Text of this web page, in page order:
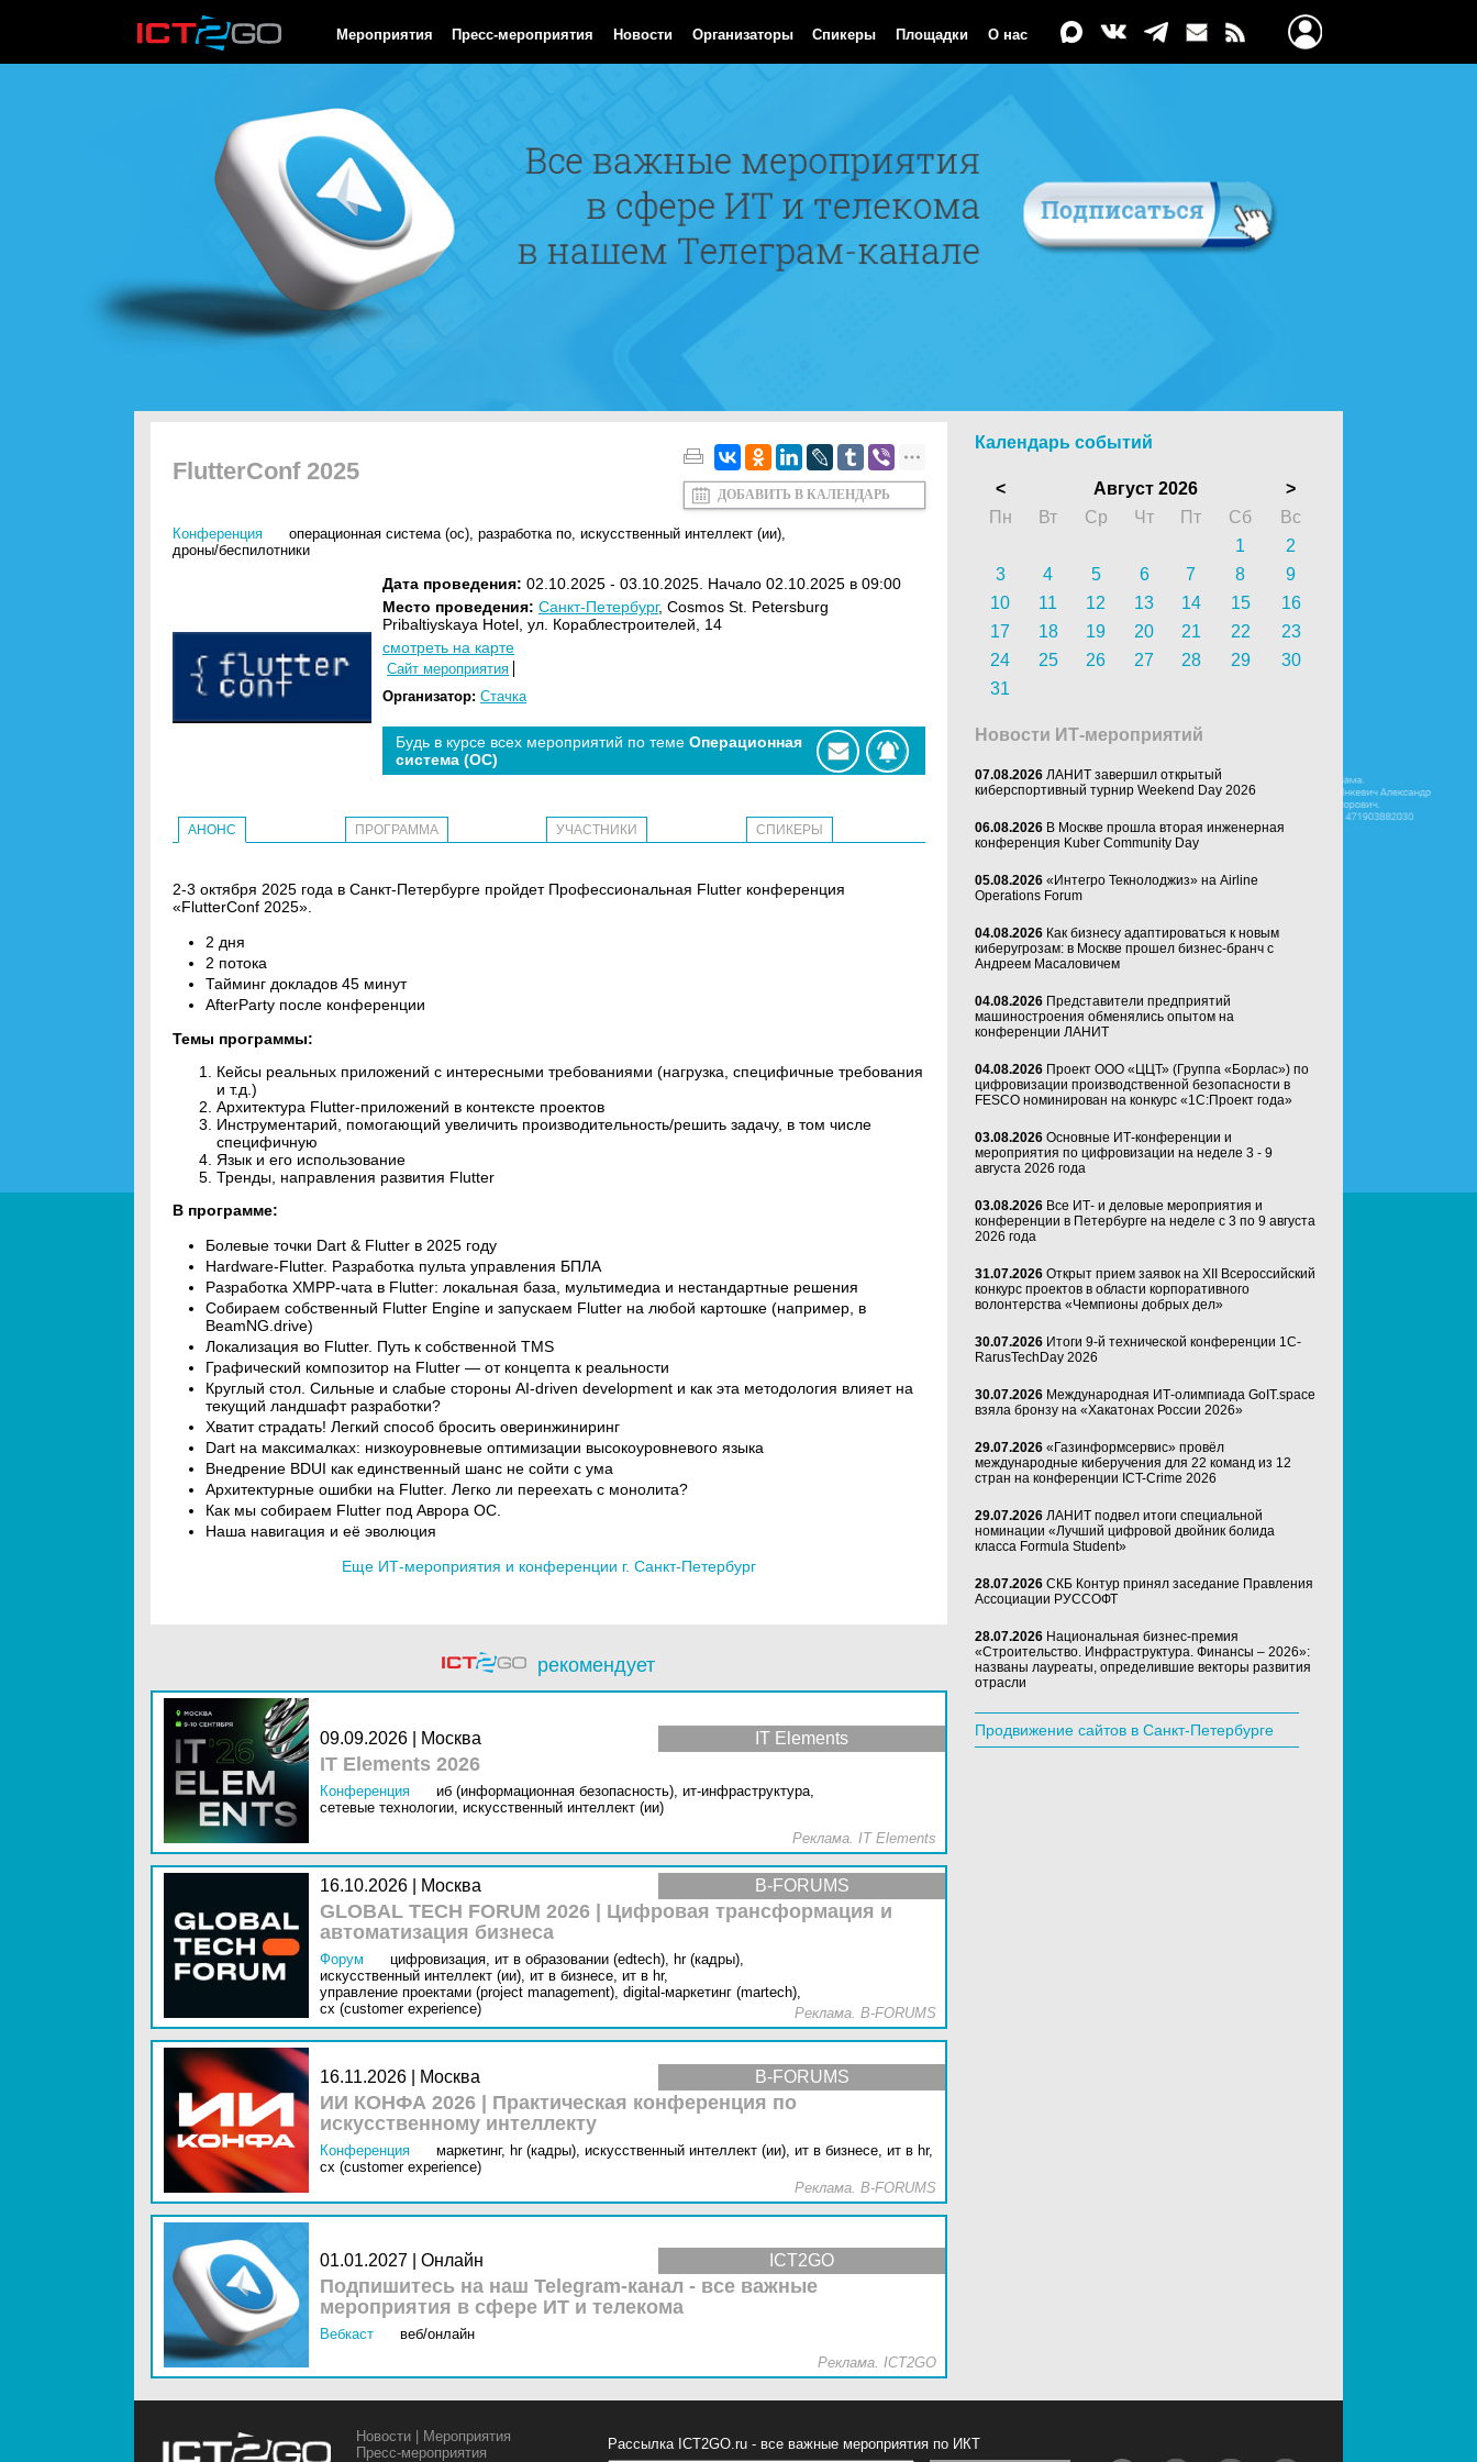
Мероприятия Пресс-мероприятия Новости Организаторы Спикеры Площадки О нас
FlutterConf 2025
ДОБАВИТЬ В КАЛЕНДАРЬ
Конференция операционная система (ос), разработка по, искусственный интеллект (ии),
дроны/беспилотники
Дата проведения: 02.10.2025 - 03.10.2025. Начало 02.10.2025 в 09:00
Место проведения: Санкт-Петербург, Cosmos St. Petersburg
Pribaltiyskaya Hotel, ул. Кораблестроителей, 14
смотреть на карте
Сайт мероприятия
Организатор: Стачка
Будь в курсе всех мероприятий по теме Операционная
система (ОС)
АНОНС ПРОГРАММА УЧАСТНИКИ СПИКЕРЫ
2-3 октября 2025 года в Санкт-Петербурге пройдет Профессиональная Flutter конференция
«FlutterConf 2025».
2 дня
2 потока
Тайминг докладов 45 минут
AfterParty после конференции
Темы программы:
Кейсы реальных приложений с интересными требованиями (нагрузка, специфичные требования
и т.д.)
Архитектура Flutter-приложений в контексте проектов
Инструментарий, помогающий увеличить производительность/решить задачу, в том числе
специфичную
Язык и его использование
Тренды, направления развития Flutter
В программе:
Болевые точки Dart & Flutter в 2025 году
Hardware-Flutter. Разработка пульта управления БПЛА
Разработка XMPP-чата в Flutter: локальная база, мультимедиа и нестандартные решения
Собираем собственный Flutter Engine и запускаем Flutter на любой картошке (например, в
BeamNG.drive)
Локализация во Flutter. Путь к собственной TMS
Графический композитор на Flutter — от концепта к реальности
Круглый стол. Сильные и слабые стороны AI-driven development и как эта методология влияет на
текущий ландшафт разработки?
Хватит страдать! Легкий способ бросить оверинжиниринг
Dart на максималках: низкоуровневые оптимизации высокоуровневого языка
Внедрение BDUI как единственный шанс не сойти с ума
Архитектурные ошибки на Flutter. Легко ли переехать с монолита?
Как мы собираем Flutter под Аврора ОС.
Наша навигация и её эволюция
Еще ИТ-мероприятия и конференции г. Санкт-Петербург
рекомендует
IT Elements
09.09.2026 | Москва
IT Elements 2026
Конференция иб (информационная безопасность), ит-инфраструктура,
сетевые технологии, искусственный интеллект (ии)
Реклама. IT Elements
B-FORUMS
16.10.2026 | Москва
GLOBAL TECH FORUM 2026 | Цифровая трансформация и
автоматизация бизнеса
Форум цифровизация, ит в образовании (edtech), hr (кадры),
искусственный интеллект (ии), ит в бизнесе, ит в hr,
управление проектами (project management), digital-маркетинг (martech),
cx (customer experience)
Реклама. B-FORUMS
B-FORUMS
16.11.2026 | Москва
ИИ КОНФА 2026 | Практическая конференция по
искусственному интеллекту
Конференция маркетинг, hr (кадры), искусственный интеллект (ии), ит в бизнесе, ит в hr,
cx (customer experience)
Реклама. B-FORUMS
ICT2GO
01.01.2027 | Онлайн
Подпишитесь на наш Telegram-канал - все важные
мероприятия в сфере ИТ и телекома
Вебкаст
веб/онлайн
Реклама. ICT2GO
Календарь событий
< Август 2026
>
Пн
Вт Ср Чт Пт Сб
Вс
1
2
3
4 5 6 7 8
9
10
11 12 13 14 15
16
17
18 19 20 21 22
23
24
25 26 27 28 29
30
31
Новости ИТ-мероприятий
07.08.2026 ЛАНИТ завершил открытый
киберспортивный турнир Weekend Day 2026
06.08.2026 В Москве прошла вторая инженерная
конференция Kuber Community Day
05.08.2026 «Интегро Текнолоджиз» на Airline
Operations Forum
04.08.2026 Как бизнесу адаптироваться к новым
киберугрозам: в Москве прошел бизнес-бранч с
Андреем Масаловичем
04.08.2026 Представители предприятий
машиностроения обменялись опытом на
конференции ЛАНИТ
04.08.2026 Проект ООО «ЦЦТ» (Группа «Борлас») по
цифровизации производственной безопасности в
FESCO номинирован на конкурс «1С:Проект года»
03.08.2026 Основные ИТ-конференции и
мероприятия по цифровизации на неделе 3 - 9
августа 2026 года
03.08.2026 Все ИТ- и деловые мероприятия и
конференции в Петербурге на неделе с 3 по 9 августа
2026 года
31.07.2026 Открыт прием заявок на XII Всероссийский
конкурс проектов в области корпоративного
волонтерства «Чемпионы добрых дел»
30.07.2026 Итоги 9-й технической конференции 1C-
RarusTechDay 2026
30.07.2026 Международная ИТ-олимпиада GoIT.space
взяла бронзу на «Хакатонах России 2026»
29.07.2026 «Газинформсервис» провёл
международные киберучения для 22 команд из 12
стран на конференции ICT-Crime 2026
29.07.2026 ЛАНИТ подвел итоги специальной
номинации «Лучший цифровой двойник болида
класса Formula Student»
28.07.2026 СКБ Контур принял заседание Правления
Ассоциации РУССОФТ
28.07.2026 Национальная бизнес-премия
«Строительство. Инфраструктура. Финансы – 2026»:
названы лауреаты, определившие векторы развития
отрасли
Продвижение сайтов в Санкт-Петербурге
Новости
Мероприятия
Пресс-мероприятия
Рассылка ICT2GO.ru - все важные мероприятия по ИКТ